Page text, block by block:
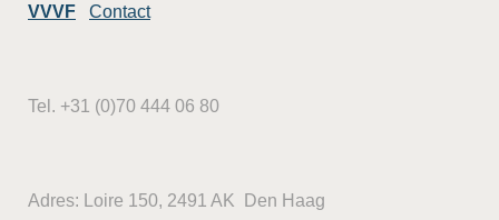
VVVF Contact
Tel. +31 (0)70 444 06 80
Adres: Loire 150, 2491 AK Den Haag